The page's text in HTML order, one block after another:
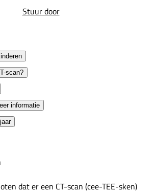
Stuur door
scan?
informatie
dat er een CT-scan (cee-TEE-sken)